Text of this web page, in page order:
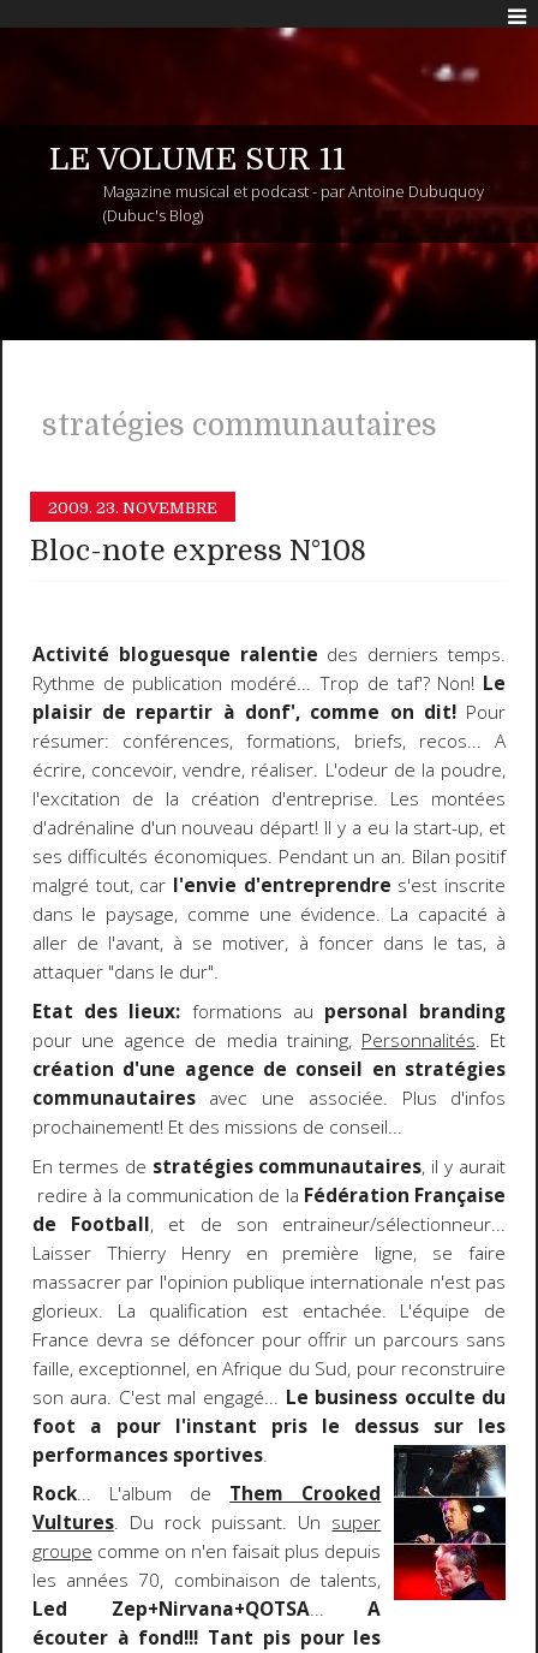
LE VOLUME SUR 11
Magazine musical et podcast - par Antoine Dubuquoy
(Dubuc's Blog)
stratégies communautaires
2009. 23. NOVEMBRE
Bloc-note express N°108
Activité bloguesque ralentie des derniers temps.
Rythme de publication modéré... Trop de taf'? Non! Le
plaisir de repartir à donf', comme on dit!Pour
résumer: conférences, formations, briefs, recos... A
écrire, concevoir, vendre, réaliser. L'odeur de la poudre,
l'excitation de la création d'entreprise. Les montées
d'adrénaline d'un nouveau départ! Il y a eu la start-up, et
ses difficultés économiques. Pendant un an. Bilan positif
malgré tout, car l'envie d'entreprendre s'est inscrite
dans le paysage, comme une évidence. La capacité à
aller de l'avant, à se motiver, à foncer dans le tas, à
attaquer "dans le dur".
Etat des lieux: formations au personal branding
pour une agence de media training, Personnalités. Et
création d'une agence de conseil en stratégies
communautairesavec une associée. Plus d'infos
prochainement! Et des missions de conseil...
En termes de stratégies communautaires, il y aurait
redire à la communication de la Fédération Française
de Football, et de son entraineur/sélectionneur...
Laisser Thierry Henry en première ligne, se faire
massacrer par l'opinion publique internationale n'est pas
glorieux. La qualification est entachée. L'équipe de
France devra se défoncer pour offrir un parcours sans
faille, exceptionnel, en Afrique du Sud, pour reconstruire
son aura. C'est mal engagé... Le business occulte du
foot a pour l'instant pris le dessus sur les
performances sportives.
Rock... L'album de Them Crooked
Vultures. Du rock puissant. Un super
groupe comme on n'en faisait plus depuis
les années 70, combinaison de talents,
Led Zep+Nirvana+QOTSA...A
écouter à fond!!! Tant pis pour les